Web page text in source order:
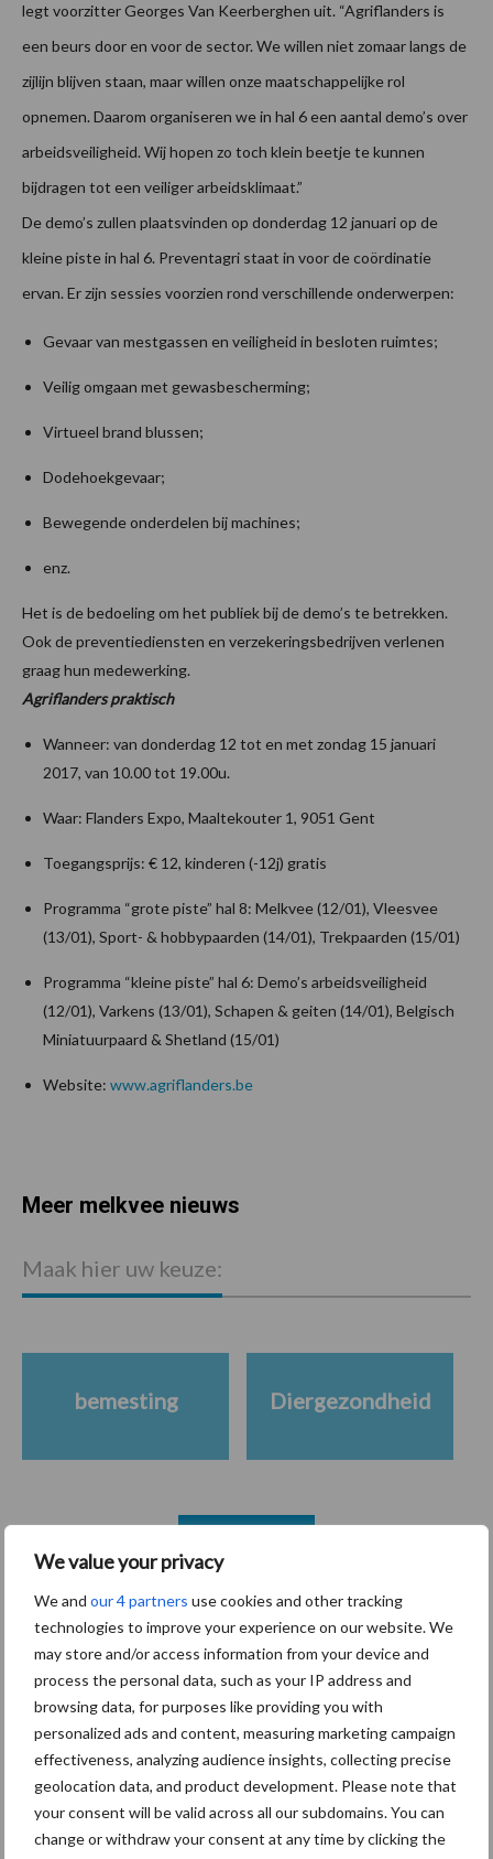
We value your privacy
We and our 4 partners use cookies and other tracking
technologies to improve your experience on our website. We
may store and/or access information from your device and
process the personal data, such as your IP address and
browsing data, for purposes like providing you with
personalized ads and content, measuring marketing campaign
effectiveness, analyzing audience insights, collecting precise
geolocation data, and product development. Please note that
your consent will be valid across all our subdomains. You can
change or withdraw your consent at any time by clicking the
legt voorzitter Georges Van Keerberghen uit. “Agriflanders is
een beurs door en voor de sector. We willen niet zomaar langs de
zijlijn blijven staan, maar willen onze maatschappelijke rol
opnemen. Daarom organiseren we in hal 6 een aantal demo’s over
arbeidsveiligheid. Wij hopen zo toch klein beetje te kunnen
bijdragen tot een veiliger arbeidsklimaat.”
De demo’s zullen plaatsvinden op donderdag 12 januari op de
kleine piste in hal 6. Preventagri staat in voor de coördinatie
ervan. Er zijn sessies voorzien rond verschillende onderwerpen:
Gevaar van mestgassen en veiligheid in besloten ruimtes;
Veilig omgaan met gewasbescherming;
Virtueel brand blussen;
Dodehoekgevaar;
Bewegende onderdelen bij machines;
enz.
Het is de bedoeling om het publiek bij de demo’s te betrekken.
Ook de preventiediensten en verzekeringsbedrijven verlenen
graag hun medewerking.
Agriflanders praktisch
Wanneer: van donderdag 12 tot en met zondag 15 januari
2017, van 10.00 tot 19.00u.
Waar: Flanders Expo, Maaltekouter 1, 9051 Gent
Toegangsprijs: € 12, kinderen (-12j) gratis
Programma “grote piste” hal 8: Melkvee (12/01), Vleesvee
(13/01), Sport- & hobbypaarden (14/01), Trekpaarden (15/01)
Programma “kleine piste” hal 6: Demo’s arbeidsveiligheid
(12/01), Varkens (13/01), Schapen & geiten (14/01), Belgisch
Miniatuurpaard & Shetland (15/01)
Website: www.agriflanders.be
Meer melkvee nieuws
Maak hier uw keuze:
bemesting Diergezondheid
Gerelateerde artikelen
“Vraag naar praktische
hygieneoplossingen is in
Polen groter dan ooit”
Drie Franse bedrijven over